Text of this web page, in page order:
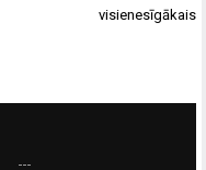
visienesīgākais